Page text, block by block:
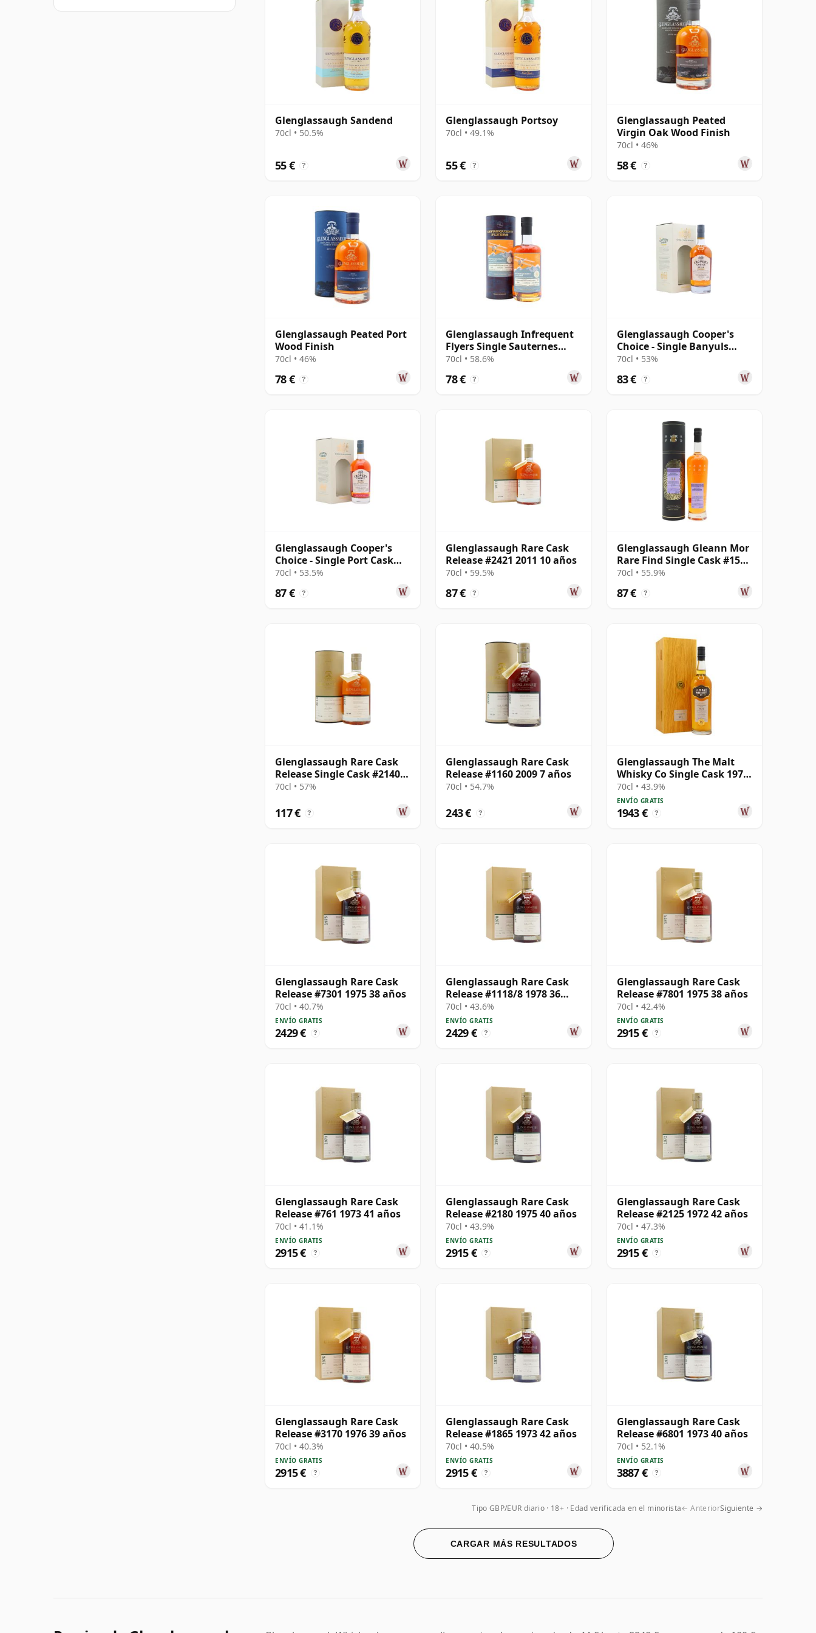
Glenglassaugh Sandend
70cl • 50.5%
55 € ?
Glenglassaugh Portsoy
70cl • 49.1%
55 € ?
Glenglassaugh Peated
Virgin Oak Wood Finish
70cl • 46%
58 € ?
Glenglassaugh Peated Port
Wood Finish
70cl • 46%
78 € ?
Glenglassaugh Infrequent
Flyers Single Sauternes
Wine Cask #2369 2014 10
70cl • 58.6%
78 € ?
Glenglassaugh Cooper's
Choice - Single Banyuls
Cask #101 2014 7 años
70cl • 53%
83 € ?
Glenglassaugh Cooper's
Choice - Single Port Cask
#9665 2014 8 años
70cl • 53.5%
87 € ?
Glenglassaugh Rare Cask
Release #2421 2011 10 años
70cl • 59.5%
87 € ?
Glenglassaugh Gleann Mor
Rare Find Single Cask #155
2014 11 años
70cl • 55.9%
87 € ?
Glenglassaugh Rare Cask
Release Single Cask #2140
2010 10 años
70cl • 57%
117 € ?
Glenglassaugh Rare Cask
Release #1160 2009 7 años
70cl • 54.7%
243 € ?
Glenglassaugh The Malt
Whisky Co Single Cask 1973
41 años
70cl • 43.9%
ENVÍO GRATIS
1943 € ?
Glenglassaugh Rare Cask
Release #7301 1975 38 años
70cl • 40.7%
ENVÍO GRATIS
2429 € ?
Glenglassaugh Rare Cask
Release #1118/8 1978 36
años
70cl • 43.6%
ENVÍO GRATIS
2429 € ?
Glenglassaugh Rare Cask
Release #7801 1975 38 años
70cl • 42.4%
ENVÍO GRATIS
2915 € ?
Glenglassaugh Rare Cask
Release #761 1973 41 años
70cl • 41.1%
ENVÍO GRATIS
2915 € ?
Glenglassaugh Rare Cask
Release #2180 1975 40 años
70cl • 43.9%
ENVÍO GRATIS
2915 € ?
Glenglassaugh Rare Cask
Release #2125 1972 42 años
70cl • 47.3%
ENVÍO GRATIS
2915 € ?
Glenglassaugh Rare Cask
Release #3170 1976 39 años
70cl • 40.3%
ENVÍO GRATIS
2915 € ?
Glenglassaugh Rare Cask
Release #1865 1973 42 años
70cl • 40.5%
ENVÍO GRATIS
2915 € ?
Glenglassaugh Rare Cask
Release #6801 1973 40 años
70cl • 52.1%
ENVÍO GRATIS
3887 € ?
CARGAR MÁS RESULTADOS
Tipo GBP/EUR diario 18+ · Edad verificada en el minorista← AnteriorSiguiente →